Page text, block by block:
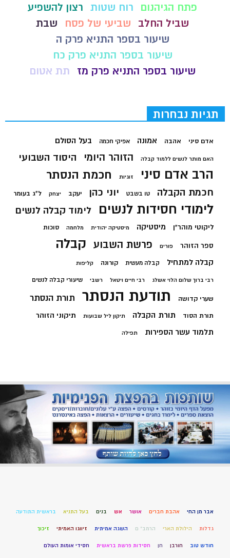
פתח הגיהנום
רוח שטות רצון להשפיע
שביל החלב
שביעי של פסח
שבת
שיעור בספר התניא פרק ה
שיעור בספר התניא פרק כח
שיעור בספר התניא פרק מז
תת אטום
תגיות נבחרות
אדם סיני אהבה אמונה אפיקי חכמה בעל הסולם
האם מותר לנשים ללמוד קבלה הזוהר היומי היסוד השבועי
הרב אדם סיני זוגיות חכמת הנסתר
חכמת הקבלה טו בשבט יוני כהן יעקב יצחק ל"ג בעומר
לימודי חסידות לנשים לימוד קבלה לנשים
ליקוטי מוהר"ן מיסטיקה מיסטיקה יהודית מלחמה סוכות
ספר הזוהר פורים פרשת השבוע קבלה
קבלה למתחיל קבלה מעשית קורונה קליפות
רבי ברוך שלום הלוי אשלג רבי חיים ויטאל רשבי שיעורי קבלה לנשים
שערי קדושה תודעת הנסתר תורת הנסתר
תורת הסוד תורת הקבלה תיקון ליל שבועות תיקוני הזוהר
תלמוד עשר הספירות תפילה
אבר מן החי אהבת חברים אושר אש בנים בעל התניא בראשית התודעה
גדלות הילולת הארי הרמב" ם השגה אמיתית זיווגו האמיתי זיכוך
חודש טוב חורבן חן חסידות פרשת בראשית חסידי אומות העולם